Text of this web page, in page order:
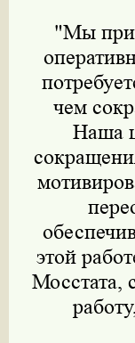
"Мы
чем
Наша
этой
Мосстата,